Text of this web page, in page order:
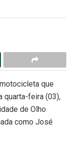
que
quarta-feira (03),
de Olho
como José